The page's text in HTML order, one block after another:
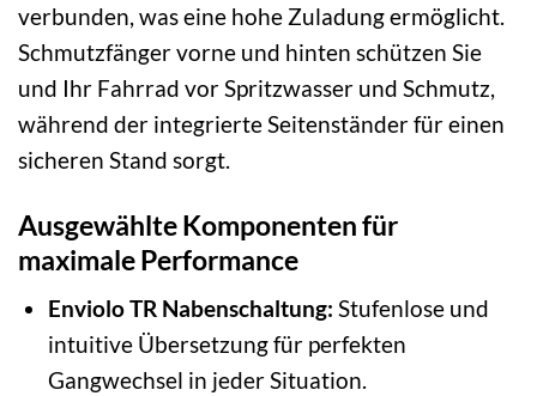
verbunden, was eine hohe Zuladung ermöglicht.
Schmutzfänger vorne und hinten schützen Sie
und Ihr Fahrrad vor Spritzwasser und Schmutz,
während der integrierte Seitenständer für einen
sicheren Stand sorgt.
Ausgewählte Komponenten für
maximale Performance
Enviolo TR Nabenschaltung: Stufenlose und
intuitive Übersetzung für perfekten
Gangwechsel in jeder Situation.